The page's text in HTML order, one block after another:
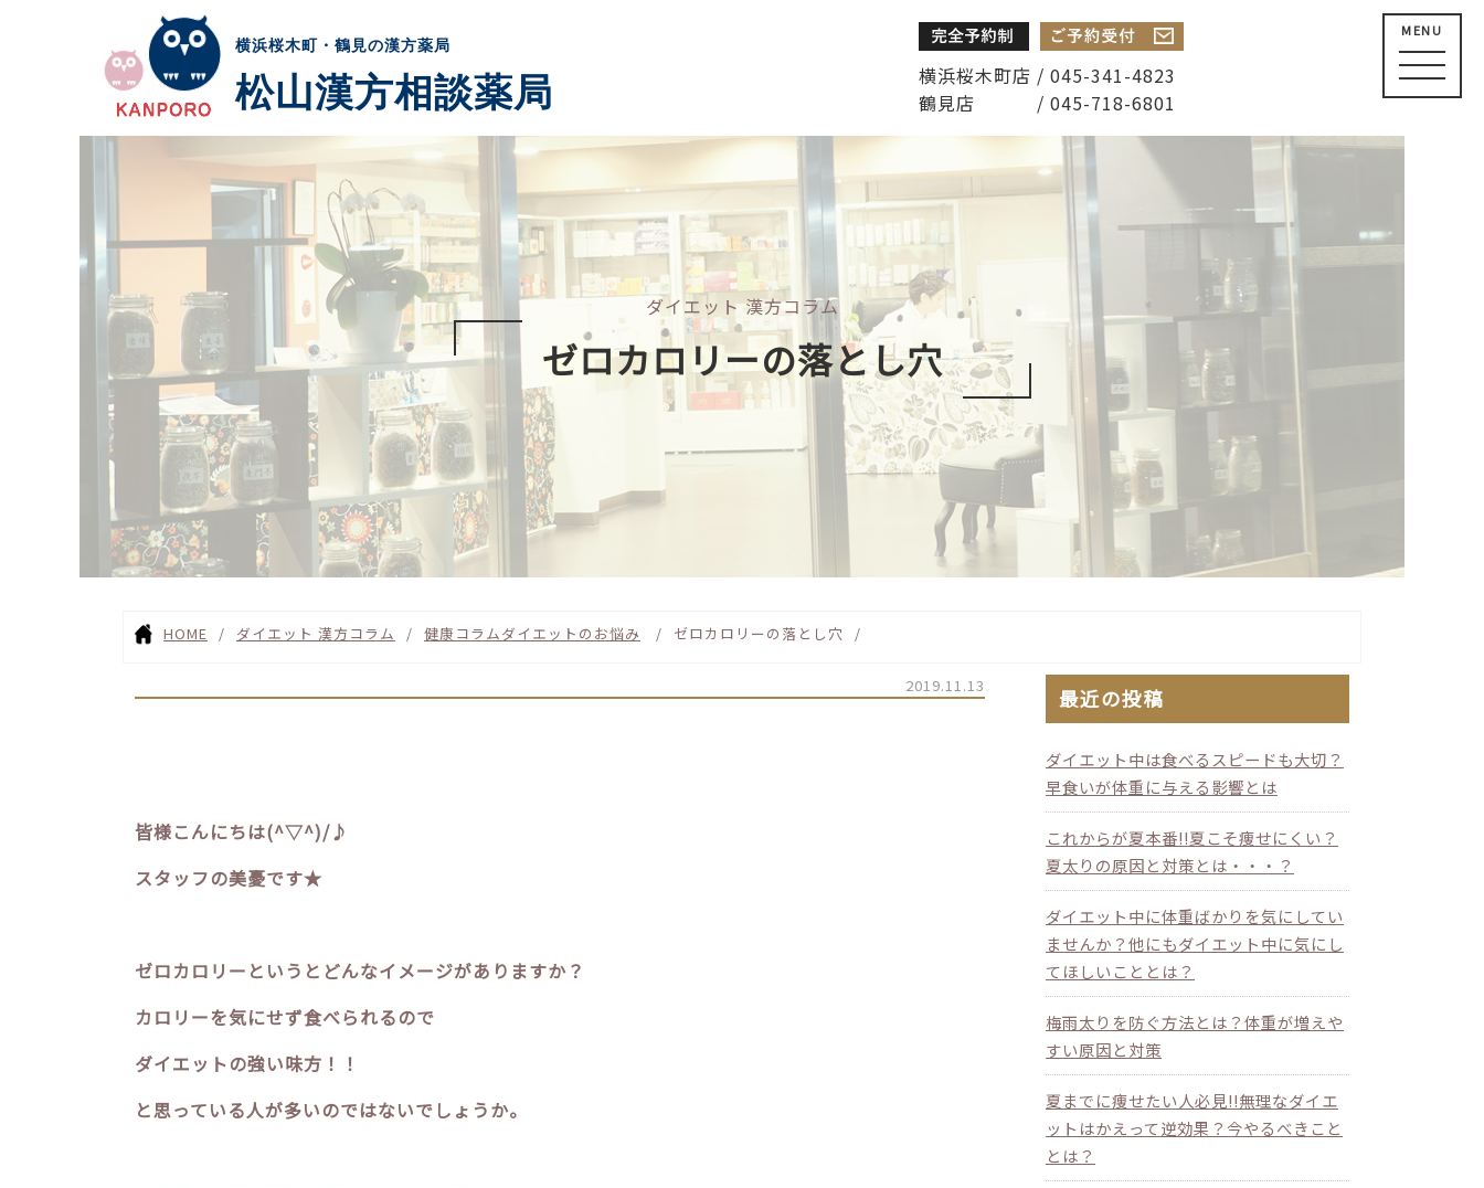
横浜桜木町・鶴見の漢方薬局
松山漢方相談薬局
横浜桜木町店 / 045-341-4823
鶴見店 / 045-718-6801
MENU
ダイエット 漢方コラム
ゼロカロリーの落とし穴
HOME ダイエット 漢方コラム 健康コラムダイエットのお悩み ゼロカロリーの落とし穴
2019.11.13
皆様こんにちは(^▽^)/♪
スタッフの美憂です★
ゼロカロリーというとどんなイメージがありますか？
カロリーを気にせず食べられるので
ダイエットの強い味方！！
と思っている人が多いのではないでしょうか。
最近の投稿
ダイエット中は食べるスピードも大切？
早食いが体重に与える影響とは
これからが夏本番!!夏こそ痩せにくい？
夏太りの原因と対策とは・・・？
ダイエット中に体重ばかりを気にしてい
ませんか？他にもダイエット中に気にし
てほしいこととは？
梅雨太りを防ぐ方法とは？体重が増えや
すい原因と対策
夏までに痩せたい人必見!!無理なダイエ
ットはかえって逆効果？今やるべきこと
とは？